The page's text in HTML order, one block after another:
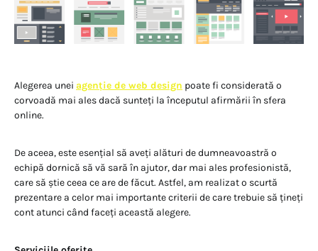
Alegerea unei agenție de web design poate fi considerată o
corvoadă mai ales dacă sunteți la începutul afirmării în sfera
online.
De aceea, este esențial să aveți alături de dumneavoastră o
echipă dornică să vă sară în ajutor, dar mai ales profesionistă,
care să știe ceea ce are de făcut. Astfel, am realizat o scurtă
prezentare a celor mai importante criterii de care trebuie să țineți
cont atunci când faceți această alegere.